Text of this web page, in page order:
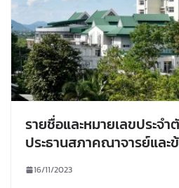
รายชื่อและหมายเลขประจ
ประธานสภาคณาจารย์และ
16/11/2023